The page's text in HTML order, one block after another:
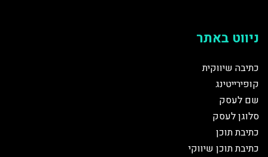
ניווט באתר
כתיבה שיווקית
קופירייטינג
שם לעסק
סלוגן לעסק
כתיבת תוכן
כתיבת תוכן שיווקי